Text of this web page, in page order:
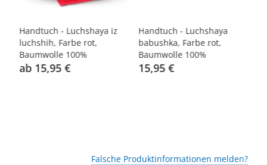
Handtuch - Luchshaya iz
luchshih, Farbe rot,
Baumwolle 100%
ab 15,95 €
Handtuch - Luchshaya
babushka, Farbe rot,
Baumwolle 100%
15,95 €
Falsche Produktinformationen melden?